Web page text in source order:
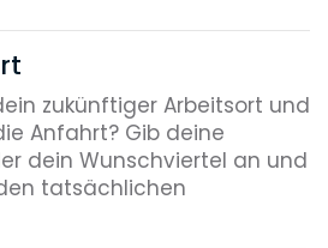
zukünftiger Arbeitsort und
Anfahrt? Gib deine
dein Wunschviertel an und
tatsächlichen